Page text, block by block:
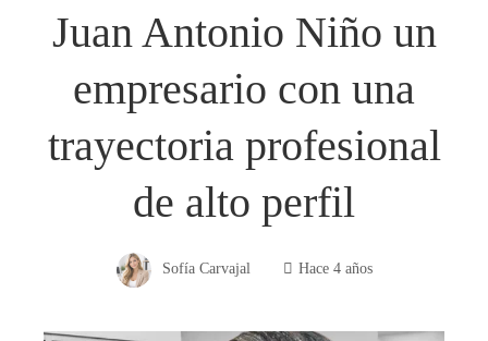
Juan Antonio Niño un
empresario con una
trayectoria profesional
de alto perfil
Sofía Carvajal Hace 4 años